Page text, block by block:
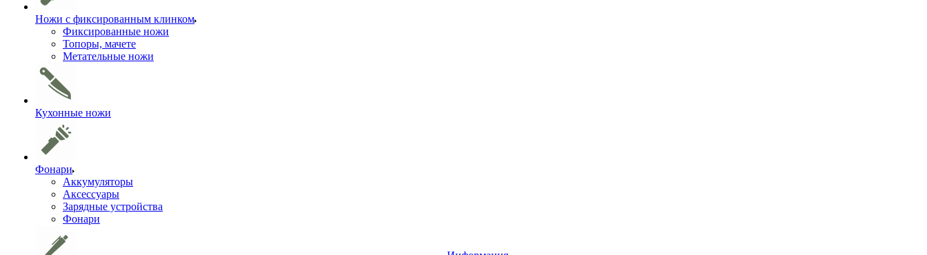
Ножи с фиксированным клинком
Фиксированные ножи
Топоры, мачете
Метательные ножи
Кухонные ножи
Фонари
Аккумуляторы
Аксессуары
Зарядные устройства
Фонари